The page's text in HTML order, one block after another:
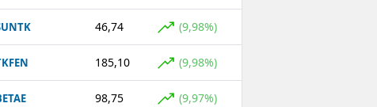
46,74 (9,98%)
185,10 (9,98%)
98,75 (9,97%)